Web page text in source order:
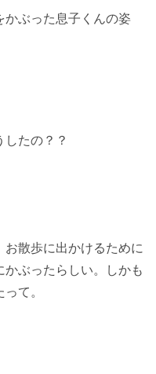
かぶった息子くんの姿
したの？？
お散歩に出かけるために
ぶったらしい。しかも
て。